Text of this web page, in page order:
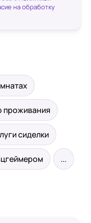
на обработку
проживания
сиделки
...